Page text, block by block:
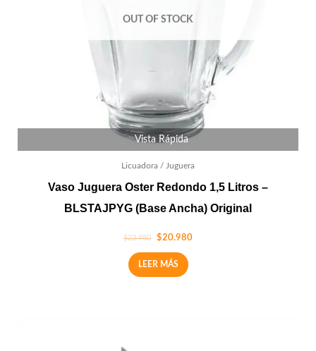
OUT OF STOCK
Vista Rápida
Licuadora / Juguera
Vaso Juguera Oster Redondo 1,5 Litros –
BLSTAJPYG (Base Ancha) Original
$23.980 $20.980
LEER MÁS